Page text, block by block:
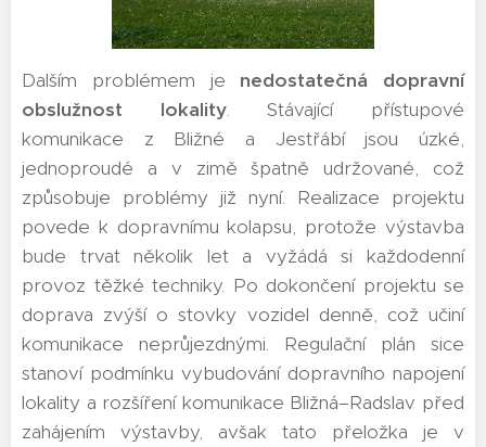
Dalším problémem je nedostatečná dopravní
obslužnost lokality. Stávající přístupové
komunikace z Bližné a Jestřábí jsou úzké,
jednoproudé a v zimě špatně udržované, což
způsobuje problémy již nyní. Realizace projektu
povede k dopravnímu kolapsu, protože výstavba
bude trvat několik let a vyžádá si každodenní
provoz těžké techniky. Po dokončení projektu se
doprava zvýší o stovky vozidel denně, což učiní
komunikace neprůjezdnými. Regulační plán sice
stanoví podmínku vybudování dopravního napojení
lokality a rozšíření komunikace Bližná–Radslav před
zahájením výstavby, avšak tato přeložka je v